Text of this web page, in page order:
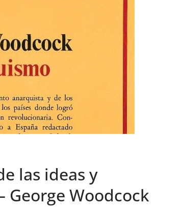
las ideas y
Woodcock